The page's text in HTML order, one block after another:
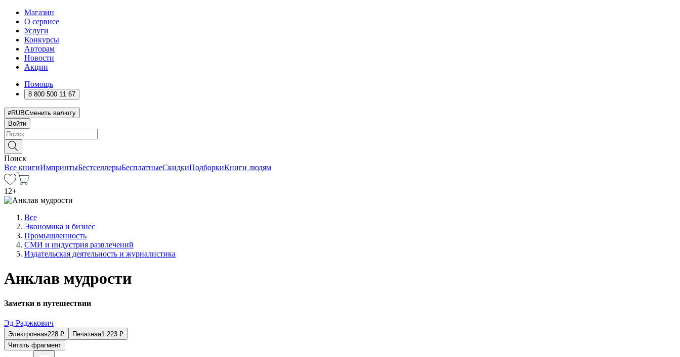
Магазин
О сервисе
Услуги
Конкурсы
Авторам
Новости
Акции
Помощь
8 800 500 11 67
RUBСменить валюту
Войти
Поиск
Все книгиИмпринтыБестселлерыБесплатныеСкидкиПодборкиКниги людям
12+
Все
Экономика и бизнес
Промышленность
СМИ и индустрия развлечений
Издательская деятельность и журналистика
Анклав мудрости
Заметки в путешествии
Эд Раджкович
Электронная228 ₽ Печатная1 223 ₽
Читать фрагмент